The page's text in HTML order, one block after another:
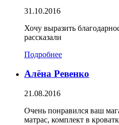
31.10.2016
Хочу выразить
рассказали
Подробнее
Алёна Ревенко
21.08.2016
Очень понравился ваш
матрас, комплект в